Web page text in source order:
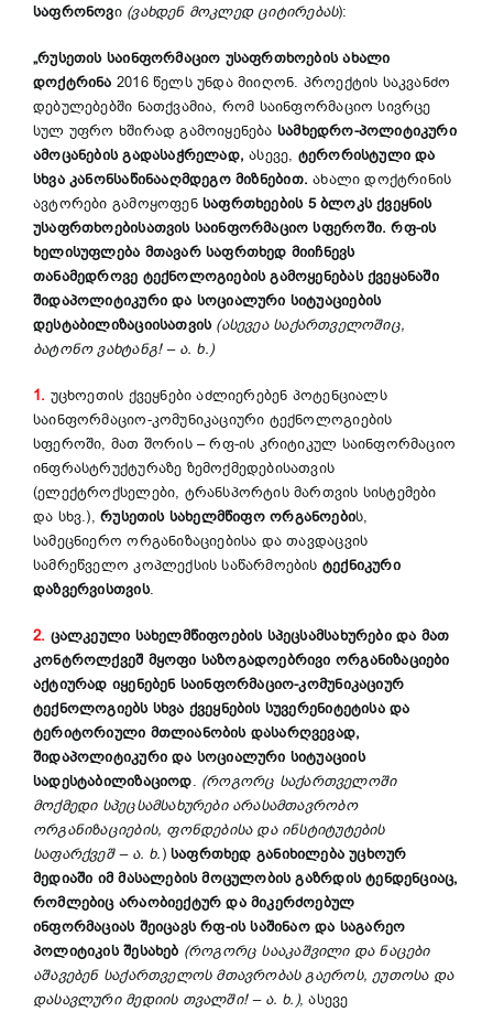
საფრონოვი (ვახდენ მოკლედ ციტირებას):
„რუსეთის საინფორმაციო უსაფრთხოების ახალი
დოქტრინა 2016 წელს უნდა მიიღონ. პროექტის საკვანძო
დებულებებში ნათქვამია, რომ საინფორმაციო სივრცე
სულ უფრო ხშირად გამოიყენება სამხედრო-პოლიტიკური
ამოცანების გადასაჭრელად, ასევე, ტერორისტული და
სხვა კანონსაწინააღმდეგო მიზნებით. ახალი დოქტრინის
ავტორები გამოყოფენ საფრთხეების 5 ბლოკს ქვეყნის
უსაფრთხოებისათვის საინფორმაციო სფეროში. რფ-ის
ხელისუფლება მთავარ საფრთხედ მიიჩნევს
თანამედროვე ტექნოლოგიების გამოყენებას ქვეყანაში
შიდაპოლიტიკური და სოციალური სიტუაციების
დესტაბილიზაციისათვის (ასევეა საქართველოშიც,
ბატონო ვახტანგ! – ა. ხ.)
1. უცხოეთის ქვეყნები აძლიერებენ პოტენციალს
საინფორმაციო-კომუნიკაციური ტექნოლოგიების
სფეროში, მათ შორის – რფ-ის კრიტიკულ საინფორმაციო
ინფრასტრუქტურაზე ზემოქმედებისათვის
(ელექტროქსელები, ტრანსპორტის მართვის სისტემები
და სხვ.),რუსეთის სახელმწიფო ორგანოების,
სამეცნიერო ორგანიზაციებისა და თავდაცვის
სამრეწველო კოპლექსის საწარმოების ტექნიკური
დაზვერვისთვის.
2. ცალკეული სახელმწიფოების სპეცსამსახურები და მათ
კონტროლქვეშ მყოფი საზოგადოებრივი ორგანიზაციები
აქტიურად იყენებენ საინფორმაციო-კომუნიკაციურ
ტექნოლოგიებს სხვა ქვეყნების სუვერენიტეტისა და
ტერიტორიული მთლიანობის დასარღვევად,
შიდაპოლიტიკური და სოციალური სიტუაციის
სადესტაბილიზაციოდ. (როგორც საქართველოში
მოქმედი სპეცსამსახურები არასამთავრობო
ორგანიზაციების, ფონდებისა და ინსტიტუტების
საფარქვეშ – ა. ხ.) საფრთხედ განიხილება უცხოურ
მედიაში იმ მასალების მოცულობის გაზრდის ტენდენციაც,
რომლებიც არაობიექტურ და მიკერძოებულ
ინფორმაციას შეიცავს რფ-ის საშინაო და საგარეო
პოლიტიკის შესახებ (როგორც სააკაშვილი და ნაცები
აშავებენ საქართველოს მთავრობას გაეროს, ეუთოსა და
დასავლური მედიის თვალში! – ა. ხ.), ასევე